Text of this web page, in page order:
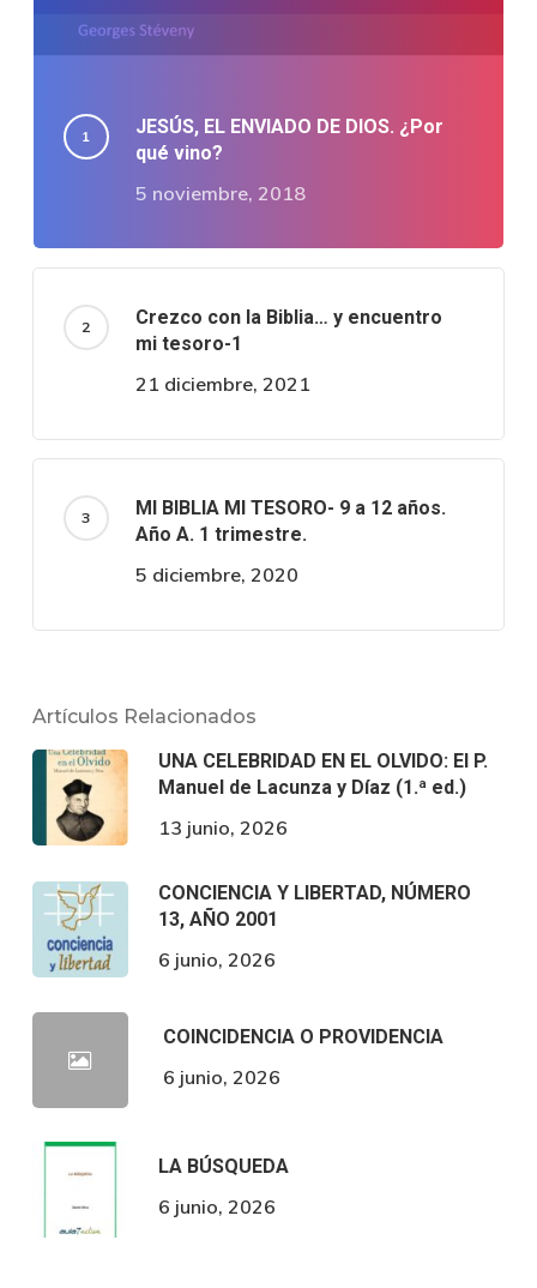
JESÚS, EL ENVIADO DE DIOS. ¿Por
qué vino?
5 noviembre, 2018
Crezco con la Biblia… y encuentro
mi tesoro-1
21 diciembre, 2021
MI BIBLIA MI TESORO- 9 a 12 años.
Año A. 1 trimestre.
5 diciembre, 2020
Artículos Relacionados
UNA CELEBRIDAD EN EL OLVIDO: El P.
Manuel de Lacunza y Díaz (1.ª ed.)
13 junio, 2026
CONCIENCIA Y LIBERTAD, NÚMERO
13, AÑO 2001
6 junio, 2026
COINCIDENCIA O PROVIDENCIA
6 junio, 2026
LA BÚSQUEDA
6 junio, 2026